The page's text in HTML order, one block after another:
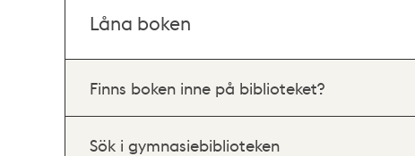
Låna boken
Finns boken inne på biblioteket?
Sök i gymnasiebiblioteken